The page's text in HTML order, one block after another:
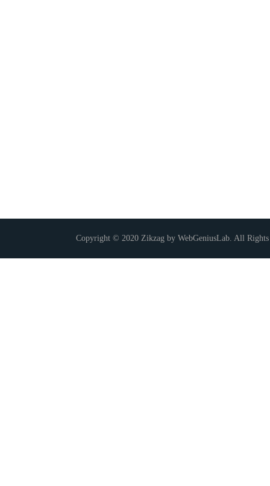
Copyright © 2020 Zikzag by WebGeniusLab. All Rights